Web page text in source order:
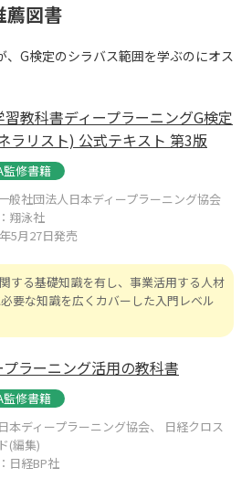
薦図書
、G検定のシラバス範囲を学ぶのにオス
習教科書ディープラーニングG検定
ラリスト) 公式テキスト 第3版
監修書籍
般社団法人日本ディープラーニング協会
翔泳社
5月27日発売
する基礎知識を有し、事業活用する人材
要な知識を広くカバーした入門レベル
プラーニング活用の教科書
監修書籍
本ディープラーニング協会、 日経クロス
(編集)
日経BP社